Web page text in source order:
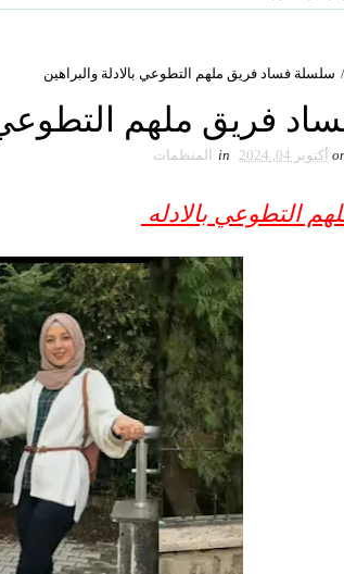
/ سلسلة فساد فريق ملهم التطوعي بالادلة والبراهين
فريق ملهم التطوعي
أكتوبر 04, 2024 in المنظمات
التطوعي بالادله